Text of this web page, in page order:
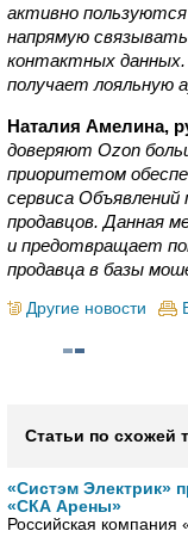
активно
напрямую
контактных
получает лояльную
Наталия Амелина,
доверяют Ozon
приоритетом
сервиса
продавцов. Данная
и предотвращает
продавца в базы
Другие новости
Статьи по схожей
«Систэм Электрик»
«СКА Арены»
Российская компания